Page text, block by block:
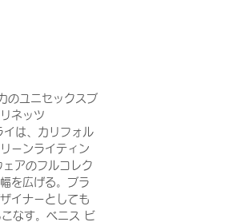
のユニセックスブ
ネッツ
は、カリフォル
ーンライティン
アのフルコレク
を広げる。ブラ
イナーとしても
なす。ベニス ビ